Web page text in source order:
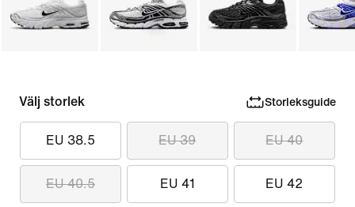
Välj storlek Storleksguide
EU 38.5 EU 39 EU 40
EU 40.5 EU 41 EU 42